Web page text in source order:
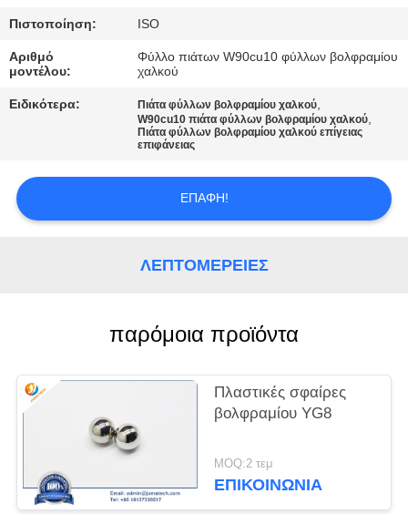
ΕΙΔΉΣΕΙΣ
ΠΕΡΙΠΤΏΣΕΙΣ
ΈΝΑ
ΑΠΌΣΠΑΣΜΑ
PRIVACY
Πιστοποίηση: ISO
Αριθμό
μοντέλου:
Φύλλο πιάτων W90cu10 φύλλων βολφραμίου
χαλκού
Ειδικότερα: Πιάτα φύλλων βολφραμίου χαλκού,
W90cu10 πιάτα φύλλων βολφραμίου χαλκού,
Πιάτα φύλλων βολφραμίου χαλκού επίγειας
επιφάνειας
ΕΠΑΦΉ!
ΛΕΠΤΟΜΈΡΕΙΕΣ
παρόμοια προϊόντα
Πλαστικές σφαίρες
βολφραμίου YG8
MOQ:2 τεμ
ΕΠΙΚΟΙΝΩΝΊΑ